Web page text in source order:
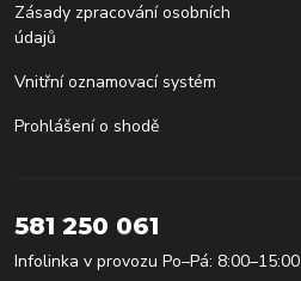
Zásady zpracování osobních
údajů
Vnitřní oznamovací systém
Prohlášení o shodě
581 250 061
Infolinka v provozu Po–Pá: 8:00–15:00